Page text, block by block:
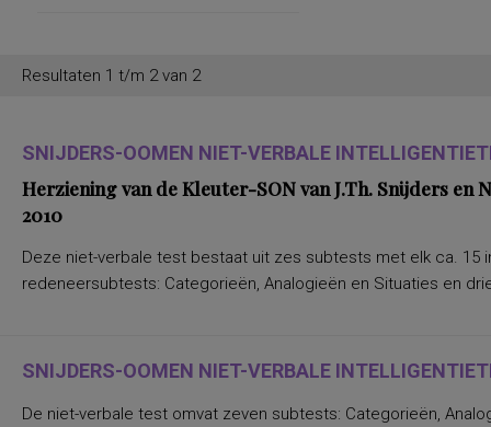
Resultaten 1 t/m 2 van 2
SNIJDERS-OOMEN NIET-VERBALE
Herziening van de Kleuter-SON van J.Th. Snijders en
2010
Deze niet-verbale test bestaat uit zes subtests met elk ca. 15
redeneersubtests: Categorieën, Analogieën en Situaties en
SNIJDERS-OOMEN NIET-VERBALE
De niet-verbale test omvat zeven subtests: Categorieën,